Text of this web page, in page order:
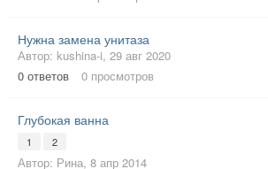
Нужна замена унитаза
Автор: kushina-i, 29 авг 2020
0 ответов 0 просмотров
Глубокая ванна
1 2
Автор: Рина, 8 апр 2014